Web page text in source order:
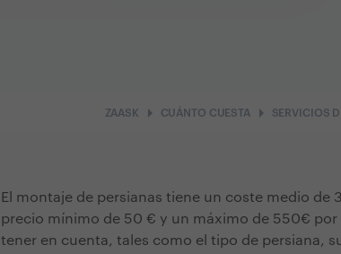
ZAASK arrow_right CUÁNTO CUESTAarrow_right SERVICIOS
El montaje de persianas tiene un coste medio de
precio mínimo de 50 € y un máximo de 550€
tener en cuenta, tales como el tipo de persiana,